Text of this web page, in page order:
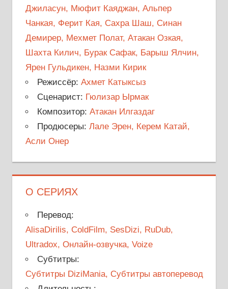
Джиласун, Мюфит Каяджан, Альпер
Чанкая, Ферит Кая, Сахра Шаш, Синан
Демирер, Мехмет Полат, Атакан Озкая,
Шахта Килич, Бурак Сафак, Барыш Ялчин,
Ярен Гульдикен, Назми Кирик
Режиссёр: Ахмет Катыксыз
Сценарист: Гюлизар Ырмак
Композитор: Атакан Илгаздаг
Продюсеры: Лале Эрен, Керем Катай,
Асли Онер
О СЕРИЯХ
Перевод:
AlisaDirilis, ColdFilm, SesDizi, RuDub,
Ultradox, Онлайн-озвучка, Voize
Субтитры:
Субтитры DiziMania, Субтитры автоперевод